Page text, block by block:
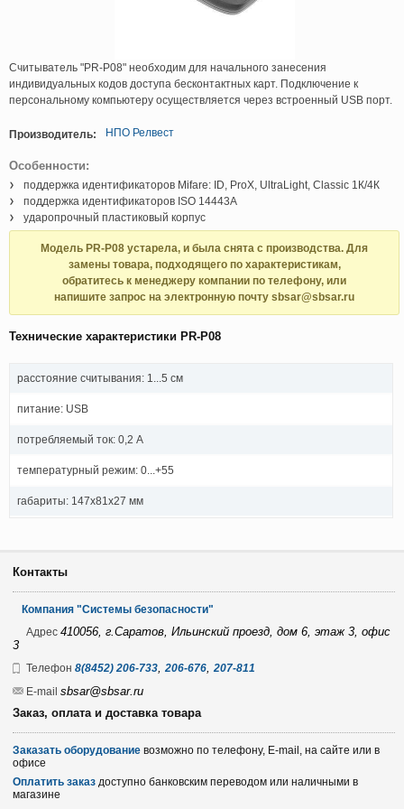
Считыватель "PR-P08" необходим для начального занесения
индивидуальных кодов доступа бесконтактных карт. Подключение к
персональному компьютеру осуществляется через встроенный USB порт.
Производитель: НПО Релвест
Особенности:
поддержка идентификаторов Mifare: ID, ProX, UltraLight, Classic 1К/4К
поддержка идентификаторов ISO 14443A
ударопрочный пластиковый корпус
Модель PR-P08 устарела, и была снята с производства. Для
замены товара, подходящего по характеристикам,
обратитесь к менеджеру компании по телефону, или
напишите запрос на электронную почту sbsar@sbsar.ru
Технические характеристики PR-P08
расстояние считывания: 1...5 см
питание: USB
потребляемый ток: 0,2 А
температурный режим: 0...+55
габариты: 147х81х27 мм
Контакты
Компания "Системы безопасности"
Адрес 410056, г.Саратов, Ильинский проезд, дом 6, этаж 3, офис
3
Телефон 8(8452) 206-733,206-676,207-811
E-mail sbsar@sbsar.ru
Заказ, оплата и доставка товара
Заказать оборудование возможно по телефону, E-mail, на сайте или в
офисе
Оплатить заказ доступно банковским переводом или наличными в
магазине